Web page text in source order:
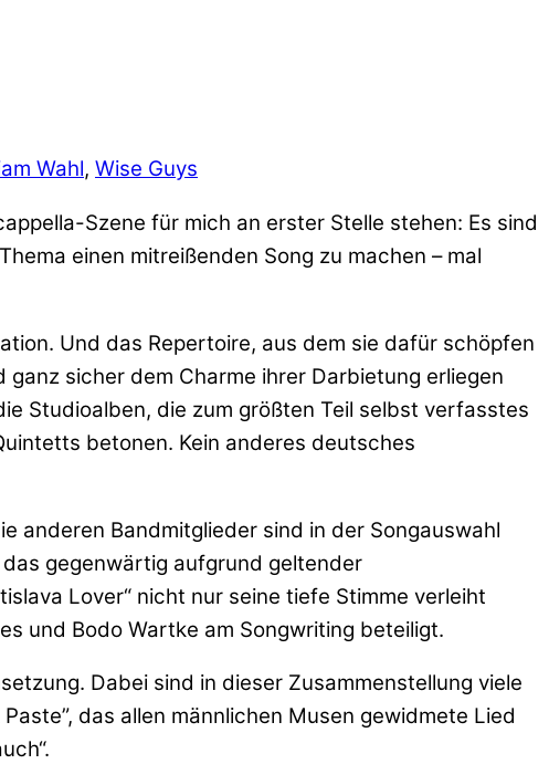
Wahl, Wise Guys
Szene für mich an erster Stelle stehen: Es sind
einen mitreißenden Song zu machen – mal
Und das Repertoire, aus dem sie dafür schöpfen
sicher dem Charme ihrer Darbietung erliegen
Studioalben, die zum größten Teil selbst verfasstes
betonen. Kein anderes deutsches
anderen Bandmitglieder sind in der Songauswahl
das gegenwärtig aufgrund geltender
Lover“ nicht nur seine tiefe Stimme verleiht
und Bodo Wartke am Songwriting beteiligt.
Dabei sind in dieser Zusammenstellung viele
das allen männlichen Musen gewidmete Lied